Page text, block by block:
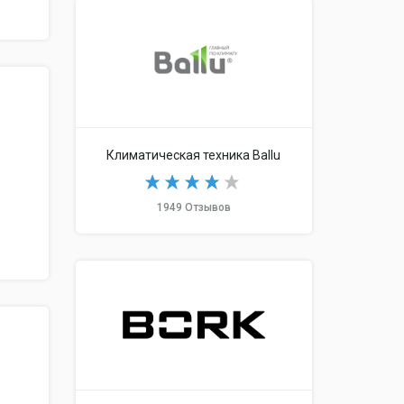
Климатическая техника Ballu
1949 Отзывов